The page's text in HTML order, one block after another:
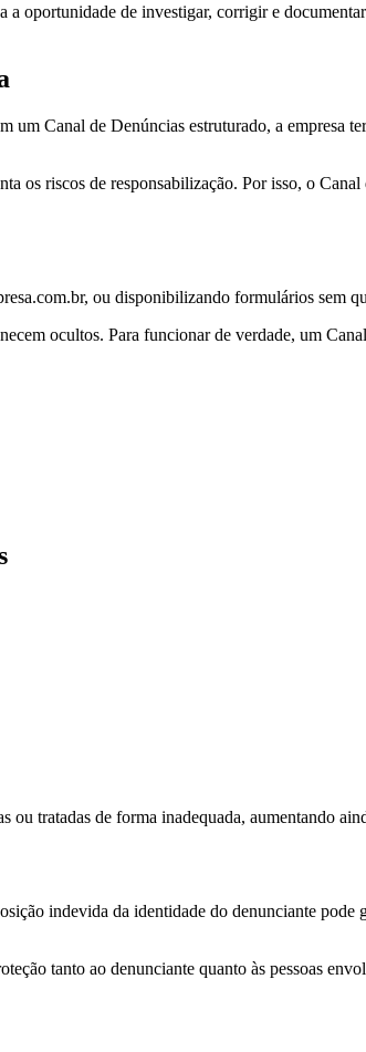
oportunidade de investigar, corrigir e
Canal de Denúncias estruturado, a empresa
os riscos de responsabilização. Por isso, o
ou disponibilizando formulários sem
ocultos. Para funcionar de verdade, um
ou tratadas de forma inadequada, aumentando
indevida da identidade do denunciante pode
tanto ao denunciante quanto às pessoas